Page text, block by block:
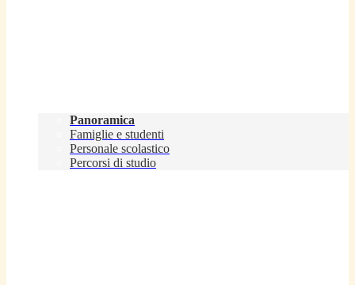
Panoramica
Famiglie e studenti
Personale scolastico
Percorsi di studio